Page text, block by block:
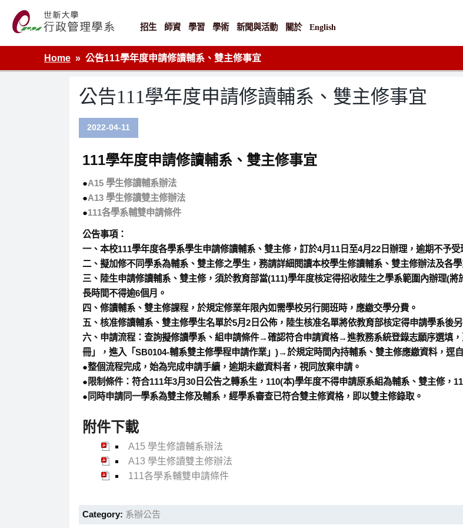
content
世新大學行政管理學系網站
招生 師資 學習 學術 新聞與活動 關於 English
Home 公告111學年度申請修讀輔系、雙主修事宜
公告111學年度申請修讀輔系、雙主修事宜
2022-04-11
111學年度申請修讀輔系、雙主修事宜
●A15 學生修讀輔系辦法
●A13 學生修讀雙主修辦法
●111各學系輔雙申請條件
公告事項：
一、本校111學年度各學系學生申請修讀輔系、雙主修，訂於4月11日至4月22日辦理，逾期不予受
二、擬加修不同學系為輔系、雙主修之學生，務請詳細閱讀本校學生修讀輔系、雙主修辦法及各學
三、陸生申請修讀輔系、雙主修，須於教育部當(111)學年度核定得招收陸生之學系範圍內辦理(
長時間不得逾6個月。
四、修讀輔系、雙主修課程，於規定修業年限內如需學校另行開班時，應繳交學分費。
五、核准修讀輔系、雙主修學生名單於5月2日公佈，陸生核准名單將依教育部核定得申請學系後
六、申請流程：查詢擬修讀學系、組申請條件→確認符合申請資格→進教務系統登錄志願序選填
冊」，進入「SB0104-輔系雙主修學程申請作業」)→於規定時間內持輔系、雙主修應繳資料，逕
●整個流程完成，始為完成申請手續，逾期未繳資料者，視同放棄申請。
●限制條件：符合111年3月30日公告之轉系生，110(本)學年度不得申請原系組為輔系、雙主修，
●同時申請同一學系為雙主修及輔系，經學系審查已符合雙主修資格，即以雙主修錄取。
附件下載
A15 學生修讀輔系辦法
A13 學生修讀雙主修辦法
111各學系輔雙申請條件
Category: 系辦公告